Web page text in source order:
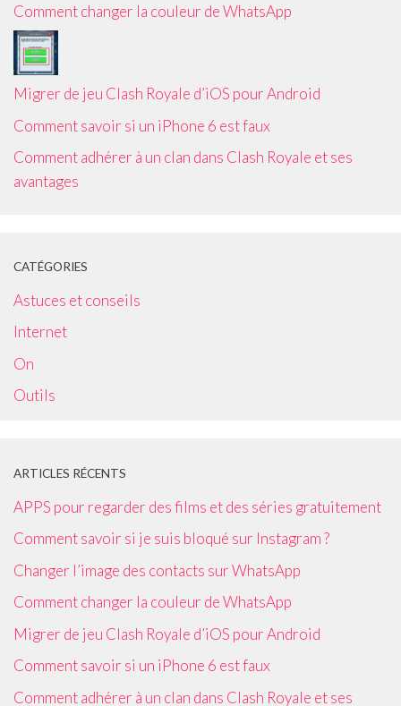
Comment changer la couleur de WhatsApp
Migrer de jeu Clash Royale d’iOS pour Android
Comment savoir si un iPhone 6 est faux
Comment adhérer à un clan dans Clash Royale et ses
avantages
CATÉGORIES
Astuces et conseils
Internet
On
Outils
ARTICLES RÉCENTS
APPS pour regarder des films et des séries gratuitement
Comment savoir si je suis bloqué sur Instagram ?
Changer l’image des contacts sur WhatsApp
Comment changer la couleur de WhatsApp
Migrer de jeu Clash Royale d’iOS pour Android
Comment savoir si un iPhone 6 est faux
Comment adhérer à un clan dans Clash Royale et ses